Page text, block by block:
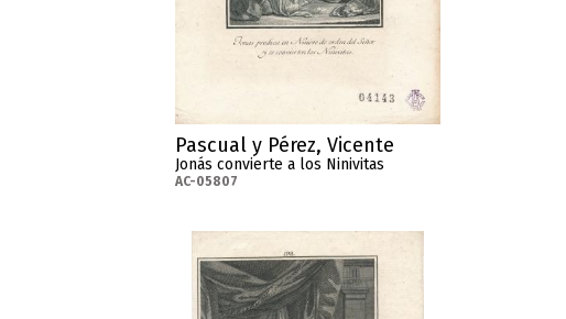
Pascual y Pérez, Vicente
Jonás convierte a los Ninivitas
AC-05807